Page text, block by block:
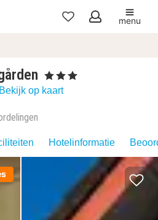
Mijn
menu
, 3 Sterren
Bekijk op kaart
Hotelinformatie